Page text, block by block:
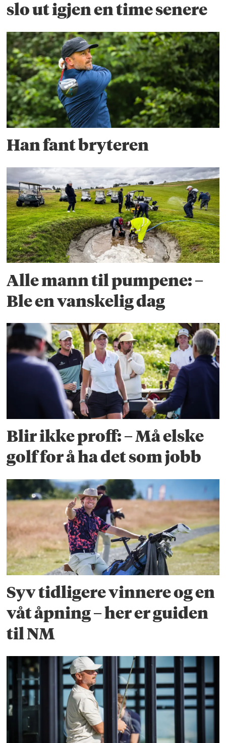
slo ut igjen en time senere
Han fant bryteren
Alle mann til pumpene: –
Ble en vanskelig dag
Blir ikke proff: – Må elske
golf for å ha det som jobb
Syv tidligere vinnere og en
våt åpning – her er guiden
til NM